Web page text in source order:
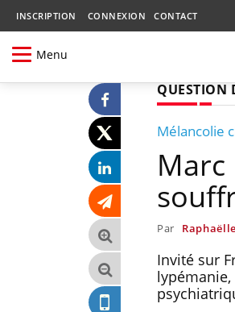
INSCRIPTION CONNEXION CONTACT
Menu
QUESTION
Mélancolie
Marc
Par
Invité sur